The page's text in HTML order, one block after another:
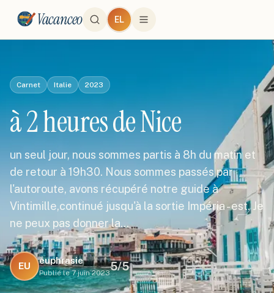
Vacanceo EL
Carnet Italie 2023
à 2 heures de Nice
un seul jour, nous sommes partis à 8h du matin et
de retour à 19h30. Nous sommes passés par
l'autoroute, avons récupéré notre guide à
Vintimille,continué jusqu'à la sortie Impéria - est. Je
ne peux pas donner la…
EU
euphrasie
Publié le 7 juin 2023
5/5